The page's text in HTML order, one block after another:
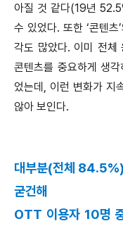
아질 것 같다(19년
수 있었다. 또한 ‘콘텐
각도 많았다. 이미 전
콘텐츠를 중요하게 생
었는데, 이런 변화가 지
않아 보인다.
대부분(전체 84.5%)
굳건해
OTT 이용자 10명